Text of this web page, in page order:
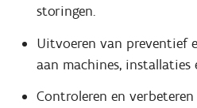
storingen.
Uitvoeren van preventief
aan machines,
Controleren en